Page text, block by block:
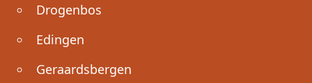
Drogenbos
Edingen
Geraardsbergen